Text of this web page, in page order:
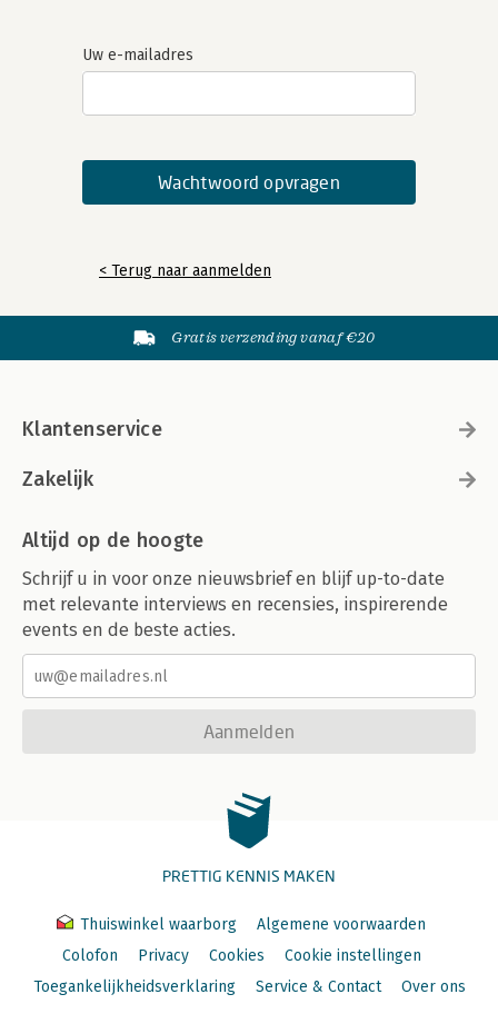
Uw e-mailadres
< Terug naar aanmelden
Gratis verzending vanaf €20
Klantenservice
Zakelijk
Altijd op de hoogte
Schrijf u in voor onze nieuwsbrief en blijf up-to-date
met relevante interviews en recensies, inspirerende
events en de beste acties.
Aanmelden
PRETTIG KENNIS MAKEN
Thuiswinkel waarborg
Algemene voorwaarden
Colofon
Privacy Cookies
Cookie instellingen
Toegankelijkheidsverklaring
Service & Contact Over ons